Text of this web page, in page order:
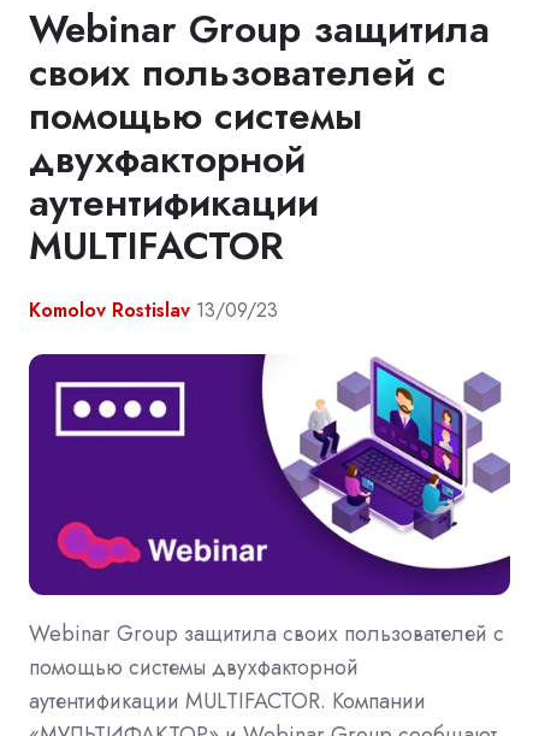
Webinar Group защитила
своих пользователей с
помощью системы
двухфакторной
аутентификации
MULTIFACTOR
Komolov Rostislav 13/09/23
Webinar Group защитила своих пользователей с
помощью системы двухфакторной
аутентификации MULTIFACTOR. Компании